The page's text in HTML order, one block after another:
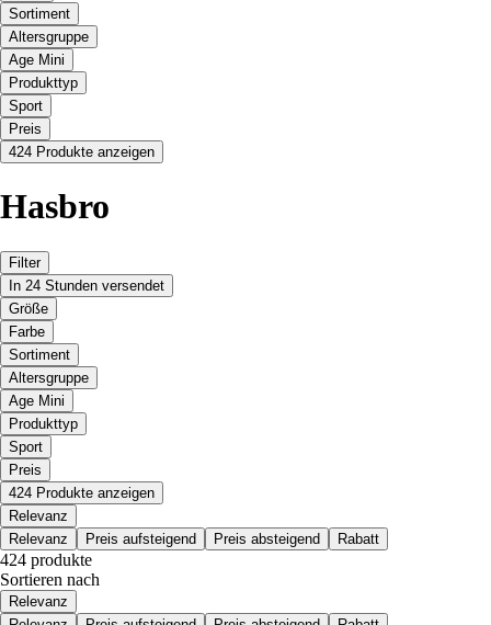
Sortiment
Altersgruppe
Age Mini
Produkttyp
Sport
Preis
424 Produkte anzeigen
Hasbro
Filter
In 24 Stunden versendet
Größe
Farbe
Sortiment
Altersgruppe
Age Mini
Produkttyp
Sport
Preis
424 Produkte anzeigen
Relevanz
Relevanz
Preis aufsteigend Preis absteigend Rabatt
424 produkte
Sortieren nach
Relevanz